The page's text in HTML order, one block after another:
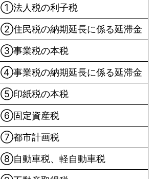
①法人税の利子税
➁住民税の納期延長に係る延滞金
➂事業税の本税
➃事業税の納期延長に係る延滞金
⑤印紙税の本税
⑥固定資産税
⑦都市計画税
⑧自動車税、軽自動車税